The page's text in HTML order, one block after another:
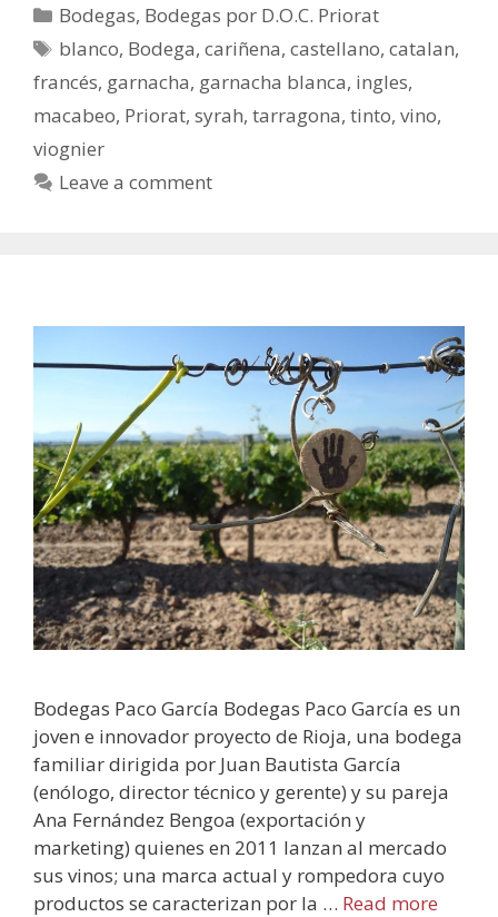
Bodegas, Bodegas por D.O.C. Priorat
blanco, Bodega,cariñena,castellano,catalan,
francés, garnacha, garnacha blanca, ingles,
macabeo, Priorat, syrah, tarragona, tinto, vino,
viognier
Leave a comment
Bodegas Paco García Bodegas Paco García es un
joven e innovador proyecto de Rioja, una bodega
familiar dirigida por Juan Bautista García
(enólogo, director técnico y gerente) y su pareja
Ana Fernández Bengoa (exportación y
marketing) quienes en 2011 lanzan al mercado
sus vinos; una marca actual y rompedora cuyo
productos se caracterizan por la … Read more